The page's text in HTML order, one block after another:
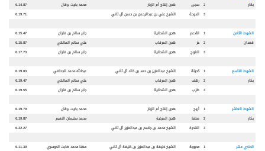
بكار
2 سجى هجن إنتاج أم الزبار محمد بخيت برقان
6.14.87
3 الدوحة الشيخ علي بن عبدالرحمن بن حسن آل ثاني 6.19.71
الشوط الثامن 1 الأدعم هجن الشحانية جابر سالم بن فاران
6.15.47
قعدان
2 عز هجن المرقاب علي سالم المالكي
6.15.87
3 الغوج هجن الشحانية جابر سالم بن فاران 6.17.73
الشوط التاسع 1 كحيلة الشيخ عبدالعزيز بن حمد بن خالد آل ثاني عبدالله محمد الجحافي
6.19.03
بكار
2 رهف هجن المرقاب علي سالم المالكي
6.19.47
3 طرب هجن الشحانية جابر سالم بن فاران 6.19.55
الشوط العاشر 1 أريج هجن إنتاج أم الزبار محمد بخيت برقان
6.19.79
بكار
2 صلفا هجن المرخية محمد سليمان النعيم
6.19.87
3 النادرة الشيخ محمد بن جاسم بن عبدالعزيز آل ثاني 6.22.27
الحادي عشر 1 محبوبة الشيخ خليفة بن عبدالعزيز بن خليفة آل ثاني مهنا محمد ضابت الدوسري
6.11.39